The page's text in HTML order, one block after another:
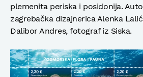
plemenita periska i posidonija.
zagrebačka dizajnerica Alenka
Dalibor Andres, fotograf iz Siska.